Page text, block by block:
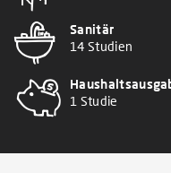
Sanitär
14 Studien
1 Studie